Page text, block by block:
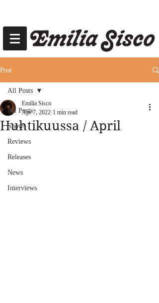
Post
All Posts
Shows
Reviews
Releases
News
Interviews
All Posts
Huhtikuussa / April
Emilia Sisco
Apr 7, 2022 1 min read